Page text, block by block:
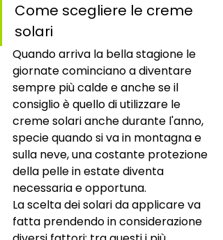
Come scegliere le creme
solari
Quando arriva la bella stagione le
giornate cominciano a diventare
sempre più calde e anche se il
consiglio è quello di utilizzare le
creme solari anche durante l'anno,
specie quando si va in montagna e
sulla neve, una costante protezione
della pelle in estate diventa
necessaria e opportuna.
La scelta dei solari da applicare va
fatta prendendo in considerazione